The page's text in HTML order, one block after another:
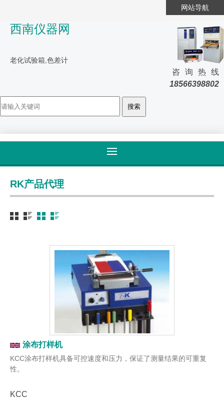
网站导航
西南仪器网
老化试验箱,色差计
咨询热线
18566398802
RK产品代理
涂布打样机
KCC涂布打样机具备可控速度和压力，保证了测量结果的可重复
性。
KCC